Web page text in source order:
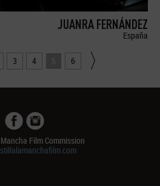
JUANRA FERNÁNDEZ
España
3 4 5 6
Film Commission